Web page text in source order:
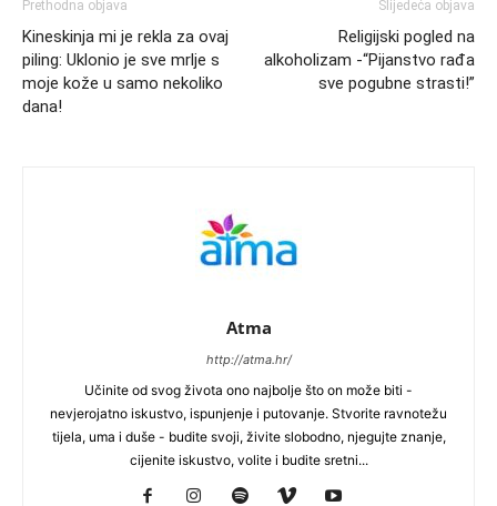
Prethodna objava
Kineskinja mi je rekla za ovaj
piling: Uklonio je sve mrlje s
moje kože u samo nekoliko
dana!
Slijedeća objava
Religijski pogled na
alkoholizam -“Pijanstvo rađa
sve pogubne strasti!”
Atma
http://atma.hr/
Učinite od svog života ono najbolje što on može biti -
nevjerojatno iskustvo, ispunjenje i putovanje. Stvorite ravnotežu
tijela, uma i duše - budite svoji, živite slobodno, njegujte znanje,
cijenite iskustvo, volite i budite sretni...